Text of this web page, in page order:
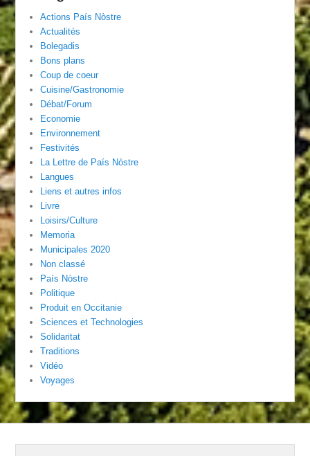
Actions País Nòstre
Actualités
Bolegadis
Bons plans
Coup de coeur
Cuisine/Gastronomie
Débat/Forum
Economie
Environnement
Festivités
La Lettre de País Nòstre
Langues
Liens et autres infos
Livre
Loisirs/Culture
Memoria
Municipales 2020
Non classé
País Nòstre
Politique
Produit en Occitanie
Sciences et Technologies
Solidaritat
Traditions
Vidéo
Voyages